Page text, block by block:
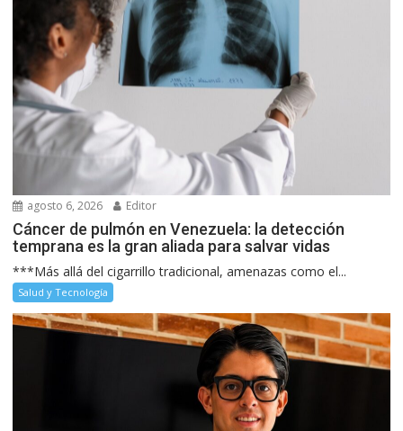
agosto 6, 2026 Editor
Cáncer de pulmón en Venezuela: la detección
temprana es la gran aliada para salvar vidas
***Más allá del cigarrillo tradicional, amenazas como el...
Salud y Tecnología